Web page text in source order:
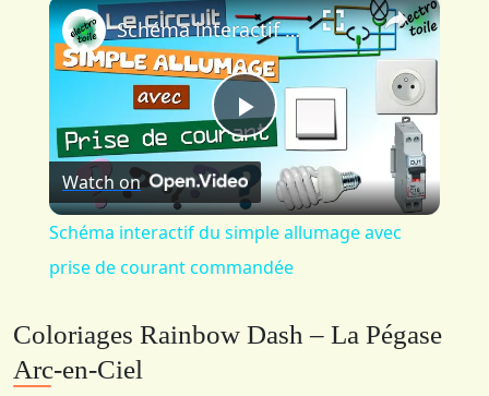
Play
Video
Schéma interactif du simple allumage avec prise de courant commandée
Watch on
Schéma interactif du simple allumage avec
prise de courant commandée
Coloriages Rainbow Dash – La Pégase
Arc-en-Ciel